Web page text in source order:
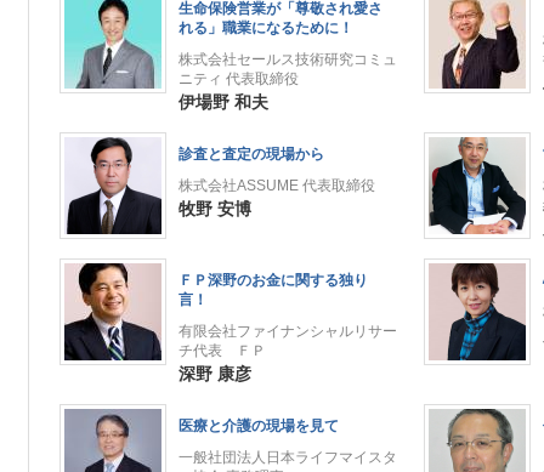
生命保険営業が「尊敬され愛さ
れる」職業になるために！
株式会社セールス技術研究コミュ
ニティ 代表取締役
伊場野 和夫
診査と査定の現場から
株式会社ASSUME 代表取締役
牧野 安博
ＦＰ深野のお金に関する独り
言！
有限会社ファイナンシャルリサー
チ代表 ＦＰ
深野 康彦
医療と介護の現場を見て
一般社団法人日本ライフマイスタ